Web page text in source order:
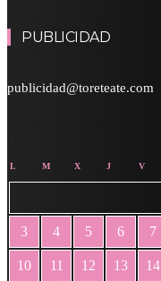
PUBLICIDAD
publicidad@toreteate.com
L M X J V
3 4 5 6 7
10 11 12 13 14